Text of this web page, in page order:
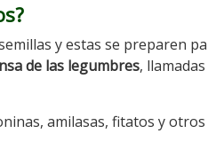
y estas se preparen
de las legumbres, llamadas
amilasas, fitatos y otros